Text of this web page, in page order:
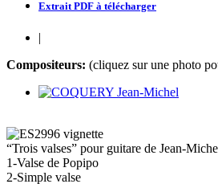
Extrait PDF à télécharger
|
Compositeurs: (cliquez sur une photo
“Trois valses” pour guitare de Jean-
1-Valse de Popipo
2-Simple valse